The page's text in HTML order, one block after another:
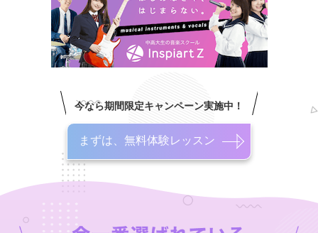
今なら期間限定キャンペーン実施中！
まずは、無料体験レッスン